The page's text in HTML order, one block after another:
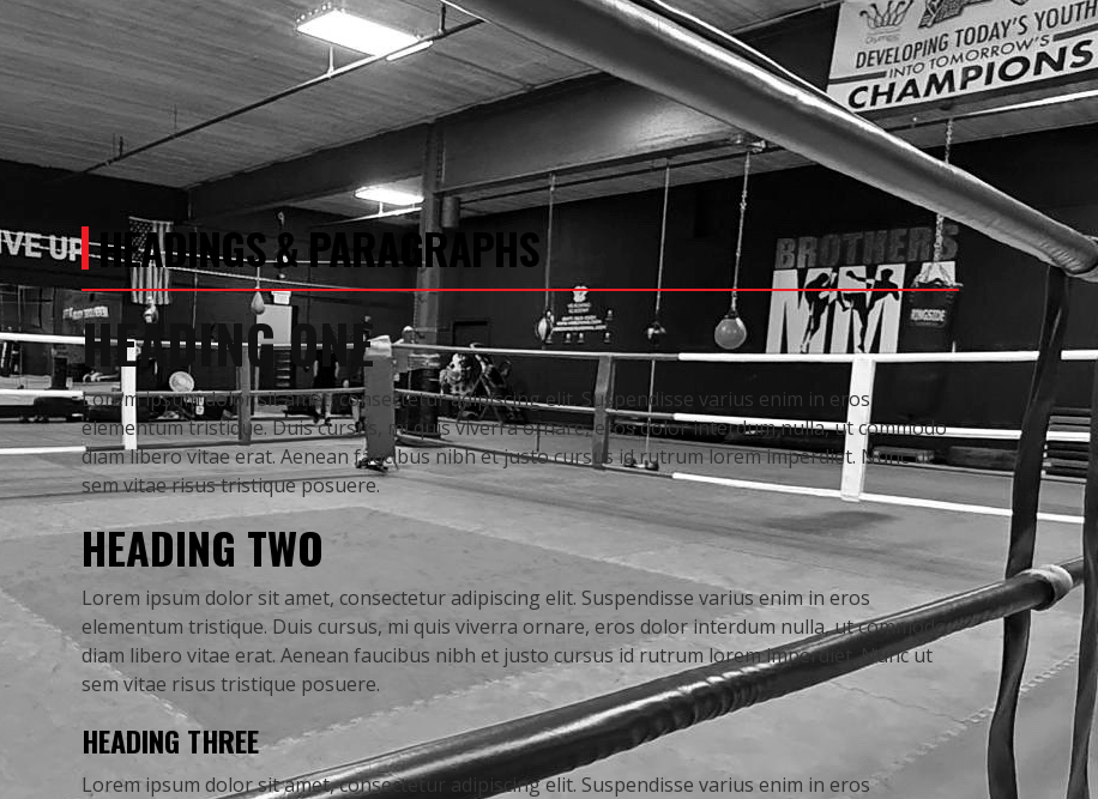
HEADINGS & PARAGRAPHS
HEADING ONE
Lorem ipsum dolor sit amet, consectetur adipiscing elit. Suspendisse varius enim in eros
elementum tristique. Duis cursus, mi quis viverra ornare, eros dolor interdum nulla, ut commodo
diam libero vitae erat. Aenean faucibus nibh et justo cursus id rutrum lorem imperdiet. Nunc ut
sem vitae risus tristique posuere.
HEADING TWO
Lorem ipsum dolor sit amet, consectetur adipiscing elit. Suspendisse varius enim in eros
elementum tristique. Duis cursus, mi quis viverra ornare, eros dolor interdum nulla, ut commodo
diam libero vitae erat. Aenean faucibus nibh et justo cursus id rutrum lorem imperdiet. Nunc ut
sem vitae risus tristique posuere.
HEADING THREE
Lorem ipsum dolor sit amet, consectetur adipiscing elit. Suspendisse varius enim in eros